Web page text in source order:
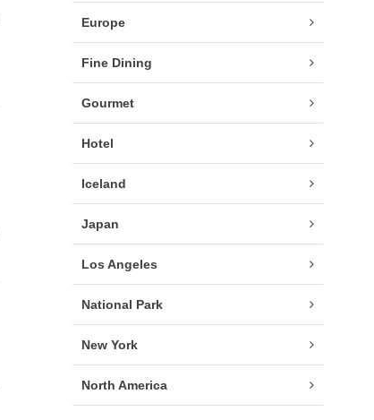
Europe
Fine Dining
Gourmet
Hotel
Iceland
Japan
Los Angeles
National Park
New York
North America